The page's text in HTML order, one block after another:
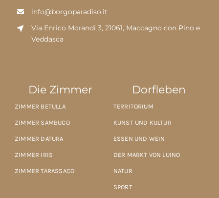
info@borgoparadiso.it
Via Enrico Morandi 3, 21061, Maccagno con Pino e
Veddasca
Die Zimmer
ZIMMER BETULLA
ZIMMER SAMBUCO
ZIMMER DATURA
ZIMMER IRIS
ZIMMER TARASSACO
Dorfleben
TERRITORIUM
KUNST UND KULTUR
ESSEN UND WEIN
DER MARKT VON LUINO
NATUR
SPORT